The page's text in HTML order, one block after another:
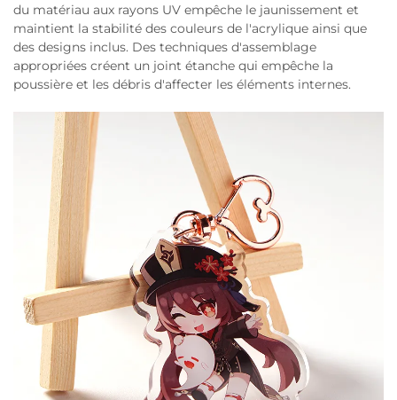
du matériau aux rayons UV empêche le jaunissement et
maintient la stabilité des couleurs de l'acrylique ainsi que
des designs inclus. Des techniques d'assemblage
appropriées créent un joint étanche qui empêche la
poussière et les débris d'affecter les éléments internes.